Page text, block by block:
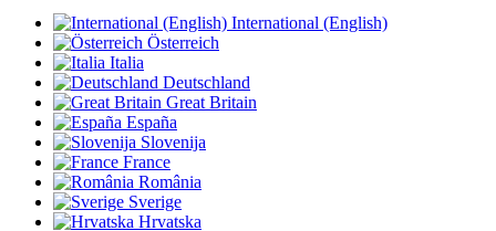
International (English)
Österreich
Italia
Deutschland
Great Britain
España
Slovenija
France
România
Sverige
Hrvatska